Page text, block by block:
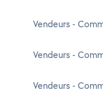
Vendeurs -
Vendeurs -
Vendeurs -